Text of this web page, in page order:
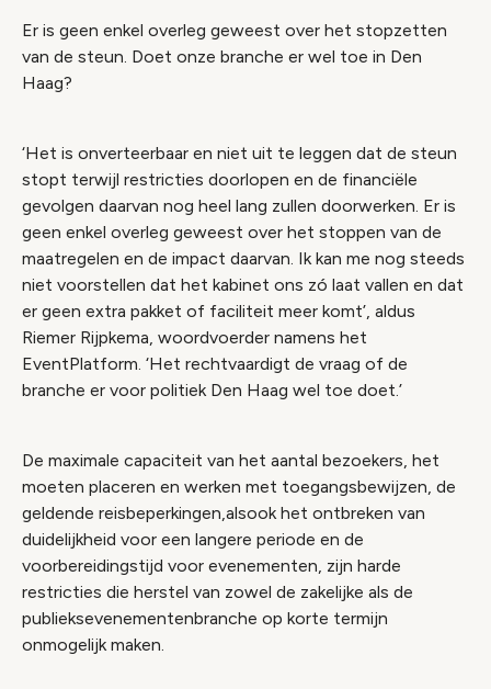
Er is geen enkel overleg geweest over het stopzetten
van de steun. Doet onze branche er wel toe in Den
Haag?
‘Het is onverteerbaar en niet uit te leggen dat de steun
stopt terwijl restricties doorlopen en de financiële
gevolgen daarvan nog heel lang zullen doorwerken. Er is
geen enkel overleg geweest over het stoppen van de
maatregelen en de impact daarvan. Ik kan me nog steeds
niet voorstellen dat het kabinet ons zó laat vallen en dat
er geen extra pakket of faciliteit meer komt’, aldus
Riemer Rijpkema, woordvoerder namens het
EventPlatform. ‘Het rechtvaardigt de vraag of de
branche er voor politiek Den Haag wel toe doet.’
De maximale capaciteit van het aantal bezoekers, het
moeten placeren en werken met toegangsbewijzen, de
geldende reisbeperkingen,alsook het ontbreken van
duidelijkheid voor een langere periode en de
voorbereidingstijd voor evenementen, zijn harde
restricties die herstel van zowel de zakelijke als de
publieksevenementenbranche op korte termijn
onmogelijk maken.